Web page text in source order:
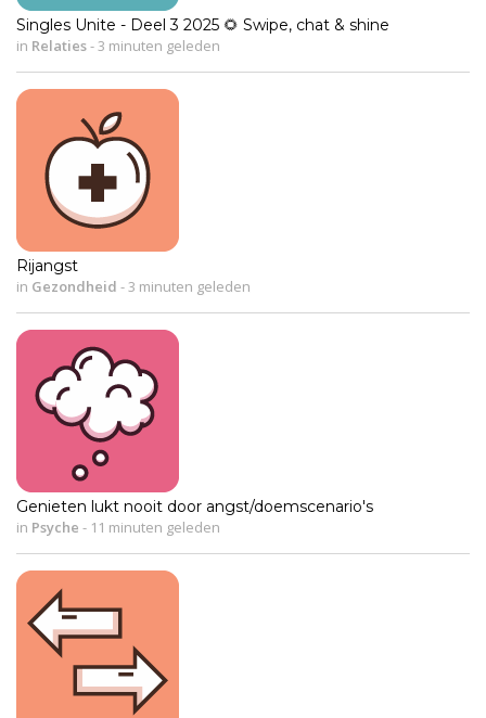
Singles Unite - Deel 3 2025 🌻 Swipe, chat & shine
in Relaties- 3 minuten geleden
Rijangst
in Gezondheid - 3 minuten geleden
Genieten lukt nooit door angst/doemscenario's
in Psyche - 11 minuten geleden